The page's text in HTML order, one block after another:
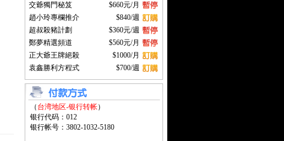
交爺獨門秘笈
$660元/月
趙小玲專欄推介
$840/週
超叔殺豬計劃
$360元/週
鄭夢精選頻道
$560元/月
正大爺王牌絕殺
$1000/月
袁鑫勝利方程式
$700/週
（ 台湾地区-银行转帐）
银行代码：012
银行帐号：3802-1032-5180